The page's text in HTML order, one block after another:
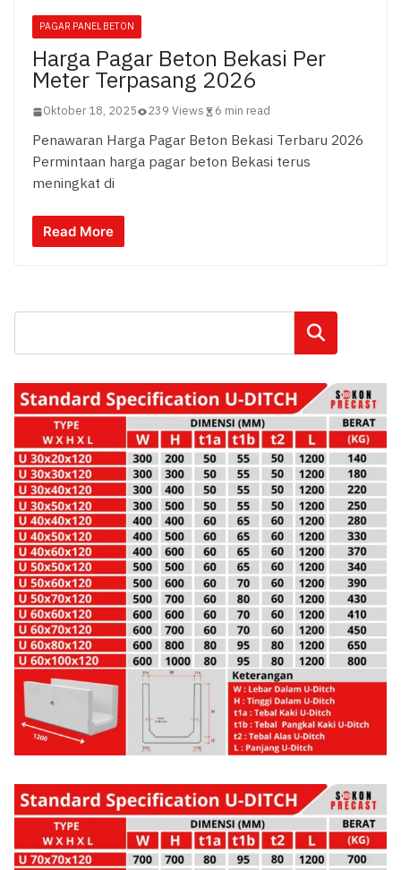
PAGAR PANEL BETON
Harga Pagar Beton Bekasi Per
Meter Terpasang 2026
Oktober 18, 2025 239 Views 6 min read
Penawaran Harga Pagar Beton Bekasi Terbaru 2026
Permintaan harga pagar beton Bekasi terus
meningkat di
Read More
Cari